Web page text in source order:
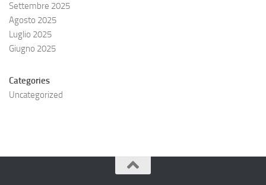
Settembre 2025
Agosto 2025
Luglio 2025
Giugno 2025
Categories
Uncategorized